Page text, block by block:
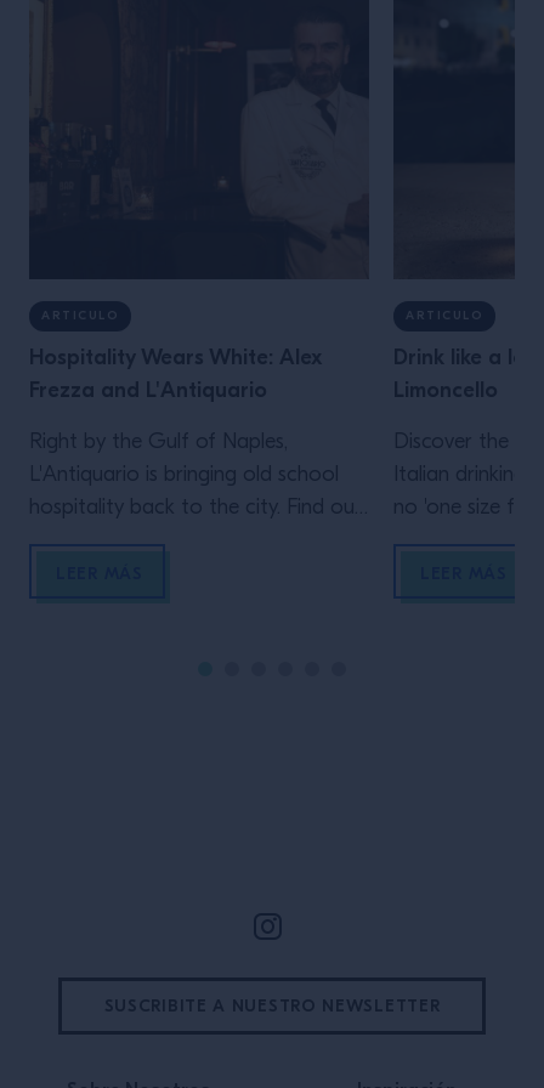
ARTICULO
Hospitality Wears White: Alex
Frezza and L'Antiquario
Right by the Gulf of Naples,
L'Antiquario is bringing old school
hospitality back to the city. Find out
the importance of a White Jacket
ARTICULO
Drink like a
Limoncello
Discover the
Italian drinking
no 'one size fits
SUSCRIBITE A NUESTRO NEWSLETTER